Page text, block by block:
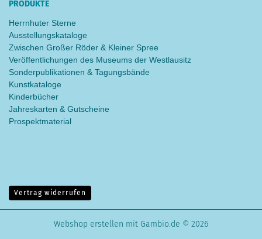
PRODUKTE
Herrnhuter Sterne
Ausstellungskataloge
Zwischen Großer Röder & Kleiner Spree
Veröffentlichungen des Museums der Westlausitz
Sonderpublikationen & Tagungsbände
Kunstkataloge
Kinderbücher
Jahreskarten & Gutscheine
Prospektmaterial
Vertrag widerrufen
Webshop erstellen mit Gambio.de © 2026